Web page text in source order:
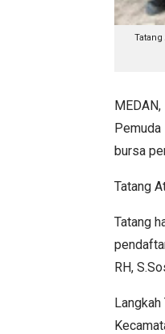
bursa
Tatang
Tatang
RH,